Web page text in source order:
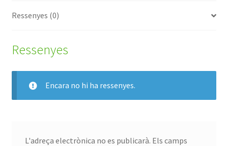
Ressenyes (0)
Ressenyes
Encara no hi ha ressenyes.
L'adreça electrònica no es publicarà. Els camps